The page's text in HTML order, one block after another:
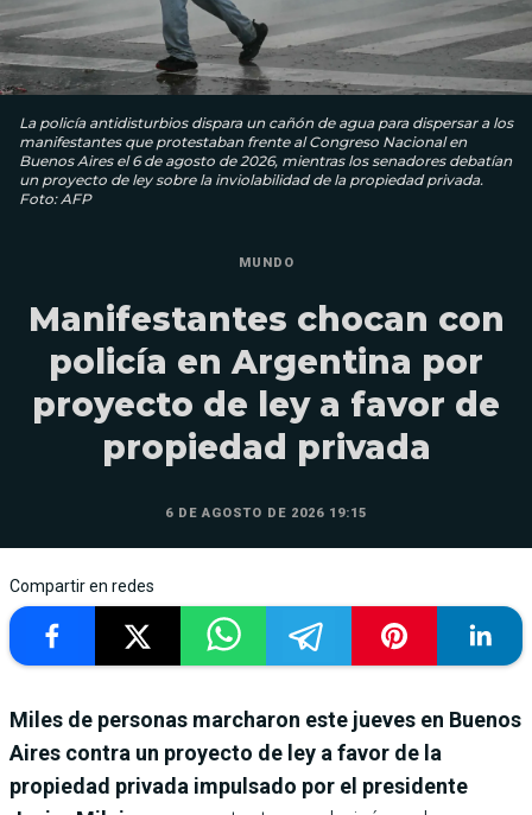
La policía antidisturbios dispara un cañón de agua para dispersar a los
manifestantes que protestaban frente al Congreso Nacional en
Buenos Aires el 6 de agosto de 2026, mientras los senadores debatían
un proyecto de ley sobre la inviolabilidad de la propiedad privada.
Foto: AFP
MUNDO
Manifestantes chocan con
policía en Argentina por
proyecto de ley a favor de
propiedad privada
6 DE AGOSTO DE 2026 19:15
Compartir en redes
Miles de personas marcharon este jueves en Buenos
Aires contra un proyecto de ley a favor de la
propiedad privada impulsado por el presidente